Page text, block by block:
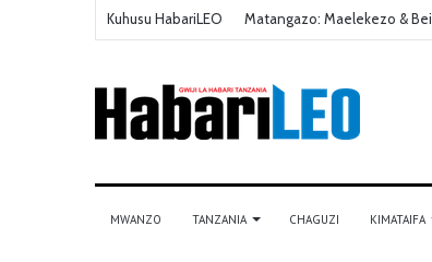
Kuhusu HabariLEO Matangazo: Maelekezo & Bei
MWANZO TANZANIA CHAGUZI KIMATAIFA